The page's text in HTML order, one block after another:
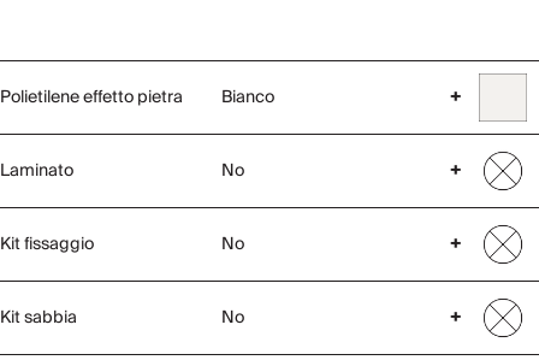
Polietilene effetto pietra Bianco +
Laminato No +
Kit fissaggio No +
Kit sabbia No +